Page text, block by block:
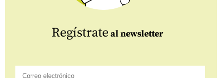
Regístrate al newsletter